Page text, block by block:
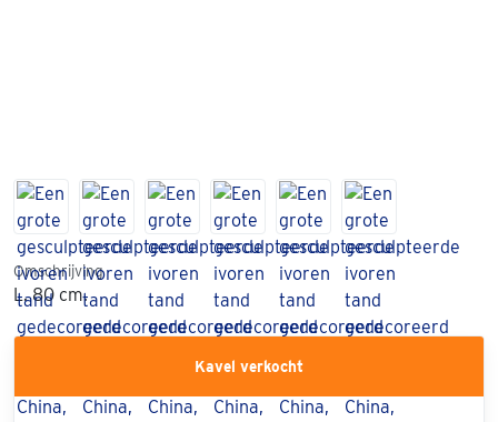
Omschrijving
L. 80 cm.
Kavel verkocht